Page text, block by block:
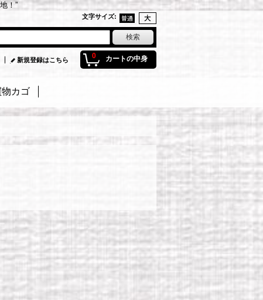
！”
文字サイズ:
0 カートの中身
新規登録はこちら
物カゴ